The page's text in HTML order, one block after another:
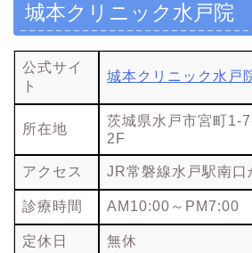
城本クリニック水戸院
公式サイ
ト
城本クリニック水戸
所在地
茨城県水戸市宮町1-
2F
アクセス JR常磐線水戸駅南口
診療時間 AM10:00～PM7:00
定休日 無休